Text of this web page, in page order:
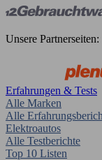
Unsere Partnerseiten:
Erfahrungen & Tests
Alle Marken
Alle
Elektroautos
Alle Testberichte
Top 10 Listen